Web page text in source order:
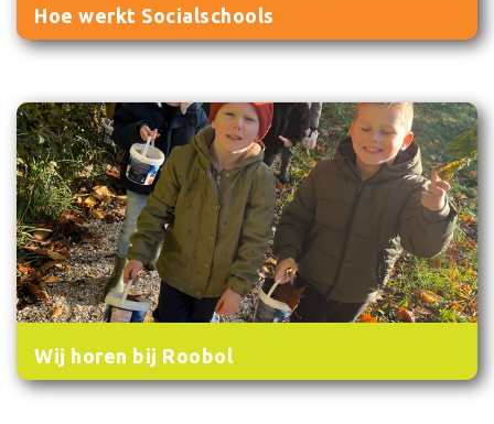
Hoe werkt Socialschools
Wij horen bij Roobol